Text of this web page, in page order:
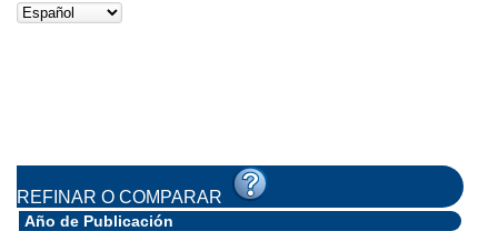
REFINAR O COMPARAR
Año de Publicación